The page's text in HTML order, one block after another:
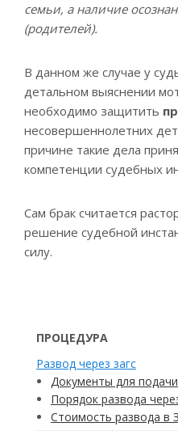
семьи, а наличие
(родителей).
В данном же случае у
детальном выяснении
необходимо защитить
несовершеннолетних
причине такие дела
компетенции судебных
Сам брак считается
решение судебной
силу.
ПРОЦЕДУРА
Развод через загс
Документы для
Порядок развода
Стоимость развода в